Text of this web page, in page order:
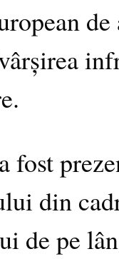
de
fost
din
de pe